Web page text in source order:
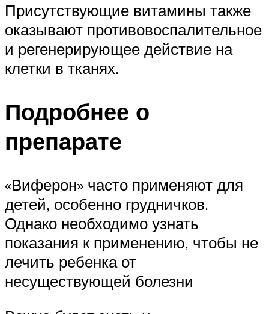
Присутствующие витамины также
оказывают противовоспалительное
и регенерирующее действие на
клетки в тканях.
Подробнее о
препарате
«Виферон» часто применяют для
детей, особенно грудничков.
Однако необходимо узнать
показания к применению, чтобы не
лечить ребенка от
несуществующей болезни